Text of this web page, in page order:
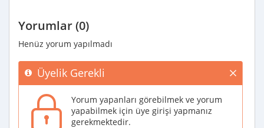
Yorumlar (0)
Henüz yorum yapılmadı
Üyelik Gerekli
Yorum yapanları görebilmek ve yorum
yapabilmek için üye girişi yapmanız
gerekmektedir.